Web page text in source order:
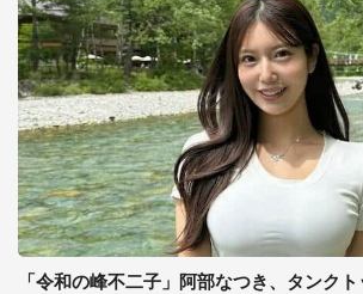
「令和の峰不二子」阿部なつき、タンク